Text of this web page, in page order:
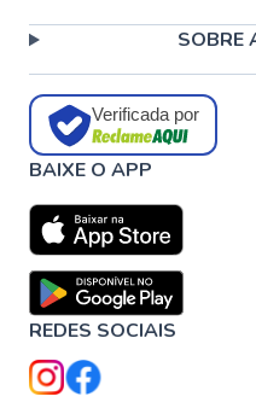
SOBRE
Verificada por
BAIXE O APP
REDES SOCIAIS